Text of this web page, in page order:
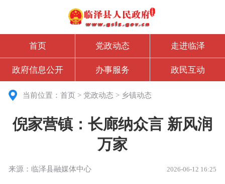
首页 党政动态 走进临泽
政府信息公开 办事服务 政民互动
当前位置：首页 > 党政动态 > 乡镇动态
倪家营镇：长廊纳众言 新风润
万家
来源：临泽县融媒体中心 2026-06-12 16:25